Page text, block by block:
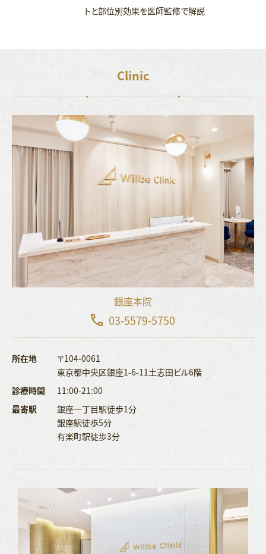
トと部位別効果を医師監修で解説
Clinic
銀座本院
03-5579-5750
所在地
〒104-0061
東京都中央区銀座1-6-11土志田ビル6階
診療時間
11:00-21:00
最寄駅
銀座一丁目駅徒歩1分
銀座駅徒歩5分
有楽町駅徒歩3分